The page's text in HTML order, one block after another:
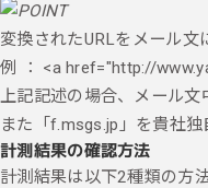
変換されたURLをメール
例 ： <a href="http://
上記記述の場合、メール文
また「f.msgs.jp」を貴社
計測結果の確認方法
計測結果は以下2種類の方